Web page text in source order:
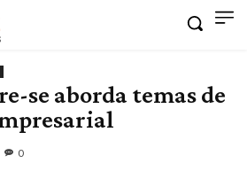
se aborda temas de
0